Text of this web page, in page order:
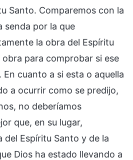
Santo. Comparemos con la
senda por la que
la obra del Espíritu
obra para comprobar si ese
cuanto a si esta o aquella
a ocurrir como se predijo,
no deberíamos
que, en su lugar,
del Espíritu Santo y de la
Dios ha estado llevando a